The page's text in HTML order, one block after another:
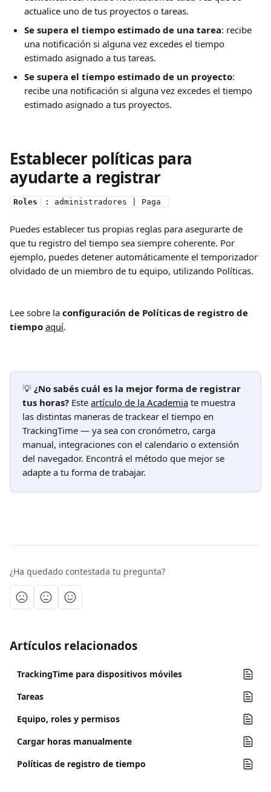
actualice uno de tus proyectos o tareas.
Se supera el tiempo estimado de una tarea: recibe
una notificación si alguna vez excedes el tiempo
estimado asignado a tus tareas.
Se supera el tiempo estimado de un proyecto:
recibe una notificación si alguna vez excedes el tiempo
estimado asignado a tus proyectos.
Establecer políticas para
ayudarte a registrar
Roles : administradores | Paga
Puedes establecer tus propias reglas para asegurarte de
que tu registro del tiempo sea siempre coherente. Por
ejemplo, puedes detener automáticamente el temporizador
olvidado de un miembro de tu equipo, utilizando Políticas.
Lee sobre la configuración de Políticas de registro de
tiempo aquí.
💡 ¿No sabés cuál es la mejor forma de registrar
tus horas? Este artículo de la Academia te muestra
las distintas maneras de trackear el tiempo en
TrackingTime — ya sea con cronómetro, carga
manual, integraciones con el calendario o extensión
del navegador. Encontrá el método que mejor se
adapte a tu forma de trabajar.
¿Ha quedado contestada tu pregunta?
Artículos relacionados
TrackingTime para dispositivos móviles
Tareas
Equipo, roles y permisos
Cargar horas manualmente
Políticas de registro de tiempo